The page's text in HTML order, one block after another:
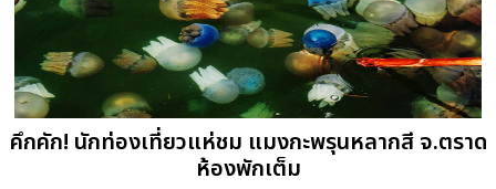
คึกคัก! นักท่องเที่ยวแห่ชม แมงกะพรุนหลากสี จ.ตราด
ห้องพักเต็ม